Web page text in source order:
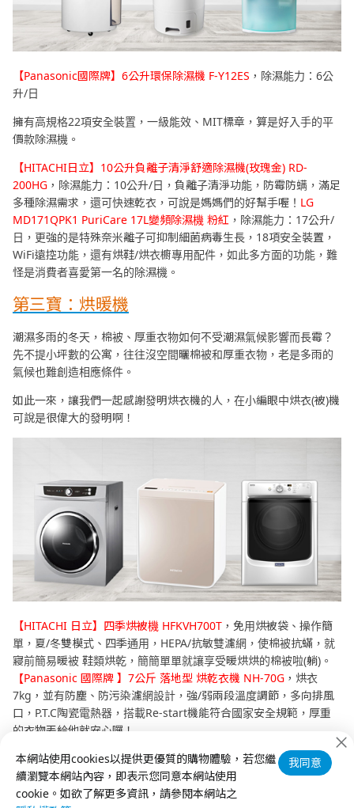
【Panasonic國際牌】6公升環保除濕機 F-Y12ES ，除濕能力：6公
升/日
擁有高規格22項安全裝置，一級能效、MIT標章，算是好入手的平
價款除濕機。
【HITACHI日立】10公升負離子清淨舒適除濕機(玫瑰金) RD-
200HG ，除濕能力：10公升/日，負離子清淨功能，防霉防螨，滿足
多種除濕需求，還可快速乾衣，可說是媽媽們的好幫手喔！ LG
MD171QPK1 PuriCare 17L變頻除濕機 粉紅 ，除濕能力：17公升/
日，更強的是特殊奈米離子可抑制細菌病毒生長，18項安全裝置，
WiFi遠控功能，還有烘鞋/烘衣櫥專用配件，如此多方面的功能，難
怪是消費者喜愛第一名的除濕機。
第三寶：烘暖機
潮濕多雨的冬天，棉被、厚重衣物如何不受潮濕氣候影響而長霉？
先不提小坪數的公寓，往往沒空間曬棉被和厚重衣物，老是多雨的
氣候也難創造相應條件。
如此一來，讓我們一起感謝發明烘衣機的人，在小編眼中烘衣(被)機
可說是很偉大的發明啊！
【HITACHI 日立】四季烘被機 HFKVH700T ，免用烘被袋、操作簡
單，夏/冬雙模式、四季通用，HEPA/抗敏雙濾網，使棉被抗蟎，就
寢前簡易暖被 鞋類烘乾，簡簡單單就讓享受暖烘烘的棉被啦(躺)。
【Panasonic 國際牌 】7公斤 落地型 烘乾衣機 NH-70G ，烘衣
7kg，並有防塵、防污染濾網設計，強/弱兩段溫度調節，多向排風
口，P.T.C陶瓷電熱器，搭載Re-start機能符合國家安全規範，厚重
的衣物丟給他就安心囉！
所以說，冬天就靠這三機，不但能有效除塵抗蟎，潮濕發霉的居家
問題也通通解決囉！
本網站使用cookies以提供更優質的購物體驗，若您繼
續瀏覽本網站內容，即表示您同意本網站使用
cookie。如欲了解更多資訊，請參閱本網站之
我同意